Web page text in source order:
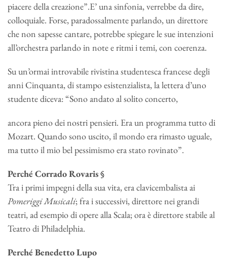
piacere della creazione”.E’ una sinfonia, verrebbe da dire,
colloquiale. Forse, paradossalmente parlando, un direttore
che non sapesse cantare, potrebbe spiegare le sue intenzioni
all’orchestra parlando in note e ritmi i temi, con coerenza.
Su un’ormai introvabile rivistina studentesca francese degli
anni Cinquanta, di stampo esistenzialista, la lettera d’uno
studente diceva: “Sono andato al solito concerto,
ancora pieno dei nostri pensieri. Era un programma tutto di
Mozart. Quando sono uscito, il mondo era rimasto uguale,
ma tutto il mio bel pessimismo era stato rovinato”.
Perché Corrado Rovaris§
Tra i primi impegni della sua vita, era clavicembalista ai
Pomeriggi Musicali; fra i successivi, direttore nei grandi
teatri, ad esempio di opere alla Scala; ora è direttore stabile al
Teatro di Philadelphia.
Perché Benedetto Lupo